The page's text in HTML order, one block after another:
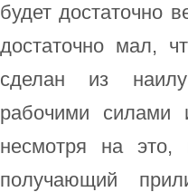
будет достаточно
достаточно мал,
сделан из
рабочими силами
несмотря на это,
получающий